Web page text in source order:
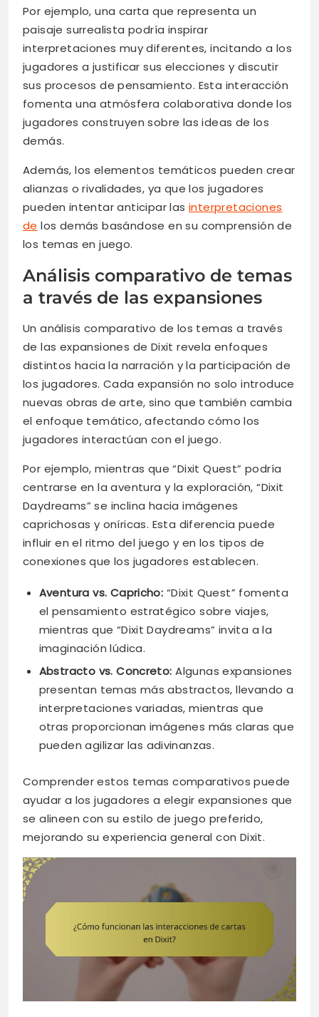
Por ejemplo, una carta que representa un
paisaje surrealista podría inspirar
interpretaciones muy diferentes, incitando a los
jugadores a justificar sus elecciones y discutir
sus procesos de pensamiento. Esta interacción
fomenta una atmósfera colaborativa donde los
jugadores construyen sobre las ideas de los
demás.
Además, los elementos temáticos pueden crear
alianzas o rivalidades, ya que los jugadores
pueden intentar anticipar las interpretaciones
de los demás basándose en su comprensión de
los temas en juego.
Análisis comparativo de temas
a través de las expansiones
Un análisis comparativo de los temas a través
de las expansiones de Dixit revela enfoques
distintos hacia la narración y la participación de
los jugadores. Cada expansión no solo introduce
nuevas obras de arte, sino que también cambia
el enfoque temático, afectando cómo los
jugadores interactúan con el juego.
Por ejemplo, mientras que “Dixit Quest” podría
centrarse en la aventura y la exploración, “Dixit
Daydreams” se inclina hacia imágenes
caprichosas y oníricas. Esta diferencia puede
influir en el ritmo del juego y en los tipos de
conexiones que los jugadores establecen.
Aventura vs. Capricho: “Dixit Quest” fomenta
el pensamiento estratégico sobre viajes,
mientras que “Dixit Daydreams” invita a la
imaginación lúdica.
Abstracto vs. Concreto: Algunas expansiones
presentan temas más abstractos, llevando a
interpretaciones variadas, mientras que
otras proporcionan imágenes más claras que
pueden agilizar las adivinanzas.
Comprender estos temas comparativos puede
ayudar a los jugadores a elegir expansiones que
se alineen con su estilo de juego preferido,
mejorando su experiencia general con Dixit.